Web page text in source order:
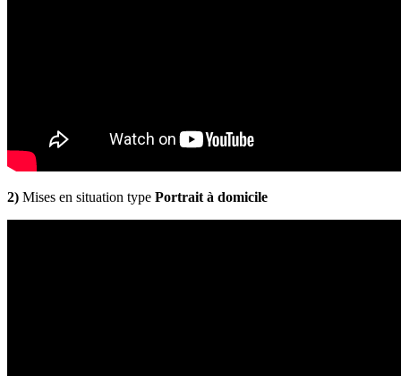
2) Mises en situation type Portrait à domicile